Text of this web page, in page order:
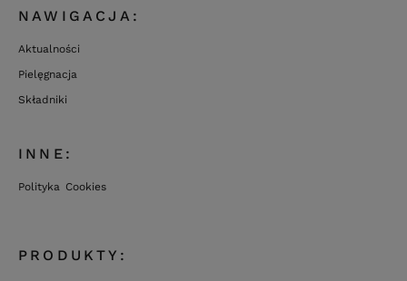
NAWIGACJA:
Aktualności
Pielęgnacja
Składniki
INNE:
Polityka Cookies
PRODUKTY: